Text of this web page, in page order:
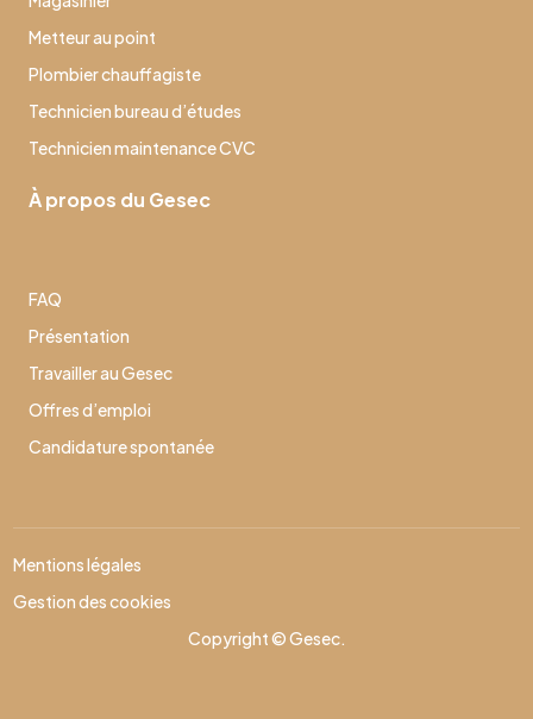
Metteur au point
Plombier chauffagiste
Technicien bureau d’études
Technicien maintenance CVC
À propos du Gesec
FAQ
Présentation
Travailler au Gesec
Offres d’emploi
Candidature spontanée
Copyright © Gesec.
Mentions légales
Gestion des cookies